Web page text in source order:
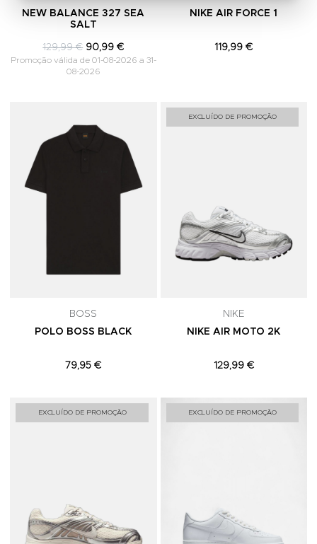
NEW BALANCE 327 SEA
SALT
129,99 € 90,99 €
Promoção válida de 01-08-2026 a 31-
08-2026
NIKE AIR FORCE 1
119,99 €
Adicionar aos Favoritos
BOSS
POLO BOSS BLACK
79,95 €
EXCLUÍDO DE PROMOÇÃO
NIKE
NIKE AIR MOTO 2K
129,99 €
EXCLUÍDO DE PROMOÇÃO Adicionar aos Favoritos
EXCLUÍDO DE PROMOÇÃO